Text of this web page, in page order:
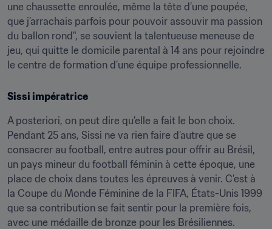
une chaussette enroulée, même la tête d’une poupée,
que j’arrachais parfois pour pouvoir assouvir ma passion
du ballon rond", se souvient la talentueuse meneuse de
jeu, qui quitte le domicile parental à 14 ans pour rejoindre
le centre de formation d’une équipe professionnelle.
Sissi impératrice
A posteriori, on peut dire qu’elle a fait le bon choix.
Pendant 25 ans, Sissi ne va rien faire d’autre que se
consacrer au football, entre autres pour offrir au Brésil,
un pays mineur du football féminin à cette époque, une
place de choix dans toutes les épreuves à venir. C’est à
la Coupe du Monde Féminine de la FIFA, États-Unis 1999
que sa contribution se fait sentir pour la première fois,
avec une médaille de bronze pour les Brésiliennes.